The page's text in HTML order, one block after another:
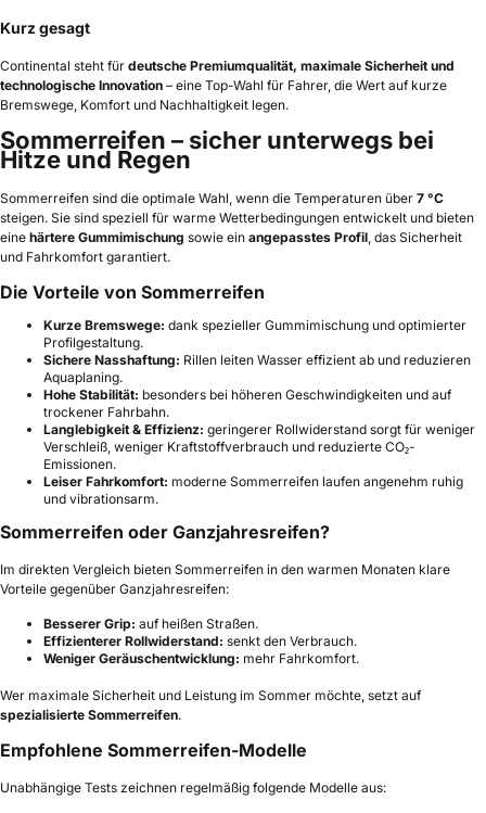
Kurz gesagt
Continental steht für deutsche Premiumqualität, maximale Sicherheit und
technologische Innovation – eine Top-Wahl für Fahrer, die Wert auf kurze
Bremswege, Komfort und Nachhaltigkeit legen.
Sommerreifen – sicher unterwegs bei
Hitze und Regen
Sommerreifen sind die optimale Wahl, wenn die Temperaturen über 7 °C
steigen. Sie sind speziell für warme Wetterbedingungen entwickelt und bieten
eine härtere Gummimischung sowie ein angepasstes Profil, das Sicherheit
und Fahrkomfort garantiert.
Die Vorteile von Sommerreifen
Kurze Bremswege: dank spezieller Gummimischung und optimierter
Profilgestaltung.
Sichere Nasshaftung: Rillen leiten Wasser effizient ab und reduzieren
Aquaplaning.
Hohe Stabilität: besonders bei höheren Geschwindigkeiten und auf
trockener Fahrbahn.
Langlebigkeit & Effizienz: geringerer Rollwiderstand sorgt für weniger
Verschleiß, weniger Kraftstoffverbrauch und reduzierte CO₂-
Emissionen.
Leiser Fahrkomfort: moderne Sommerreifen laufen angenehm ruhig
und vibrationsarm.
Sommerreifen oder Ganzjahresreifen?
Im direkten Vergleich bieten Sommerreifen in den warmen Monaten klare
Vorteile gegenüber Ganzjahresreifen:
Besserer Grip: auf heißen Straßen.
Effizienterer Rollwiderstand: senkt den Verbrauch.
Weniger Geräuschentwicklung: mehr Fahrkomfort.
Wer maximale Sicherheit und Leistung im Sommer möchte, setzt auf
spezialisierte Sommerreifen.
Empfohlene Sommerreifen-Modelle
Unabhängige Tests zeichnen regelmäßig folgende Modelle aus: